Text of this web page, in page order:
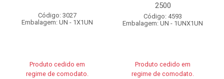
Código: 3027
Embalagem: UN - 1X1UN
Produto cedido em
regime de comodato.
2500
Código: 4593
Embalagem: UN - 1UNX1UN
Produto cedido em
regime de comodato.